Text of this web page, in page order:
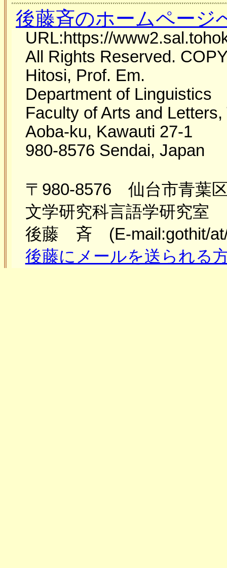
後藤斉のホームページ
URL:https://
All Rights Reserved.
Hitosi, Prof. Em.
Department of Linguistics
Faculty of Arts and
Aoba-ku, Kawauti 27-1
980-8576 Sendai, Japan
〒980-8576 仙台市青葉
文学研究科言語学研究室
後藤 斉 (E-mail:gothit/at/
後藤にメールを送られる